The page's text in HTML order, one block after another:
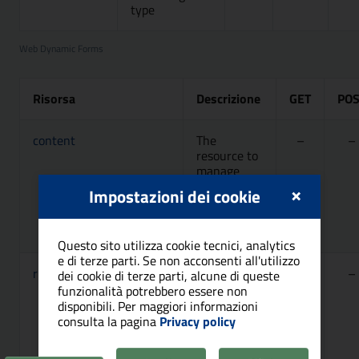
Web Dynamic Forms
type
Risorsa Descrizione GET
content The
resource to
manage
editing on
CMS
– –
risultatiCompletiElezione Restituisce
il risultato
completo
dello spoglio
di
un'elezione
Attivo, –
×
Impostazioni dei cookie
Questo sito utilizza cookie tecnici, analytics
e di terze parti. Se non acconsenti all'utilizzo
dei cookie di terze parti, alcune di queste
funzionalità potrebbero essere non
disponibili. Per maggiori informazioni
consulta la pagina Privacy policy